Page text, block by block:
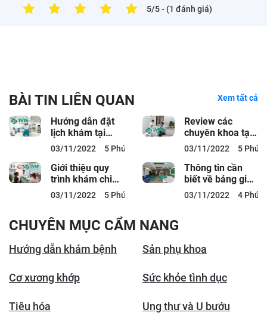
5/5- (1 đánh giá)
BÀI TIN LIÊN QUAN Xem tất cả
Hướng dẫn đặt
lịch khám tại
Phòng khám Việt
Hàn
03/11/2022 5 Phút đọc
Review các
chuyên khoa tại
Phòng khám đa
khoa Việt Hàn
03/11/2022 5 Phút
Giới thiệu quy
trình khám chi
tiết tại Phòng
khám Việt Hàn
03/11/2022 5 Phút đọc
Thông tin cần
biết về bảng giá
Phòng khám đa
khoa Việt Hàn
03/11/2022 4 Phút
CHUYÊN MỤC CẨM NANG
Hướng dẫn khám bệnh Sản phụ khoa
Cơ xương khớp Sức khỏe tình dục
Tiêu hóa Ung thư và U bướu